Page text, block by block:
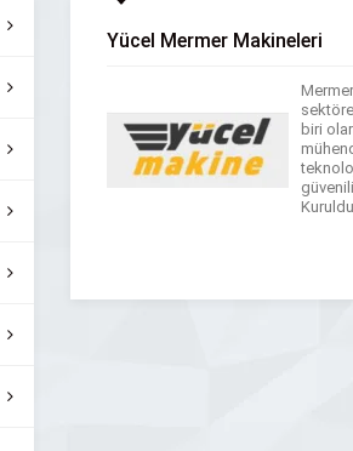
Yücel Mermer Makineleri
biri
ekip ile